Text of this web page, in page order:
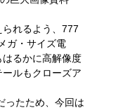
れるよう、777
ガ・サイズ電
るかに高解像度
ルもクローズア
ったため、今回は